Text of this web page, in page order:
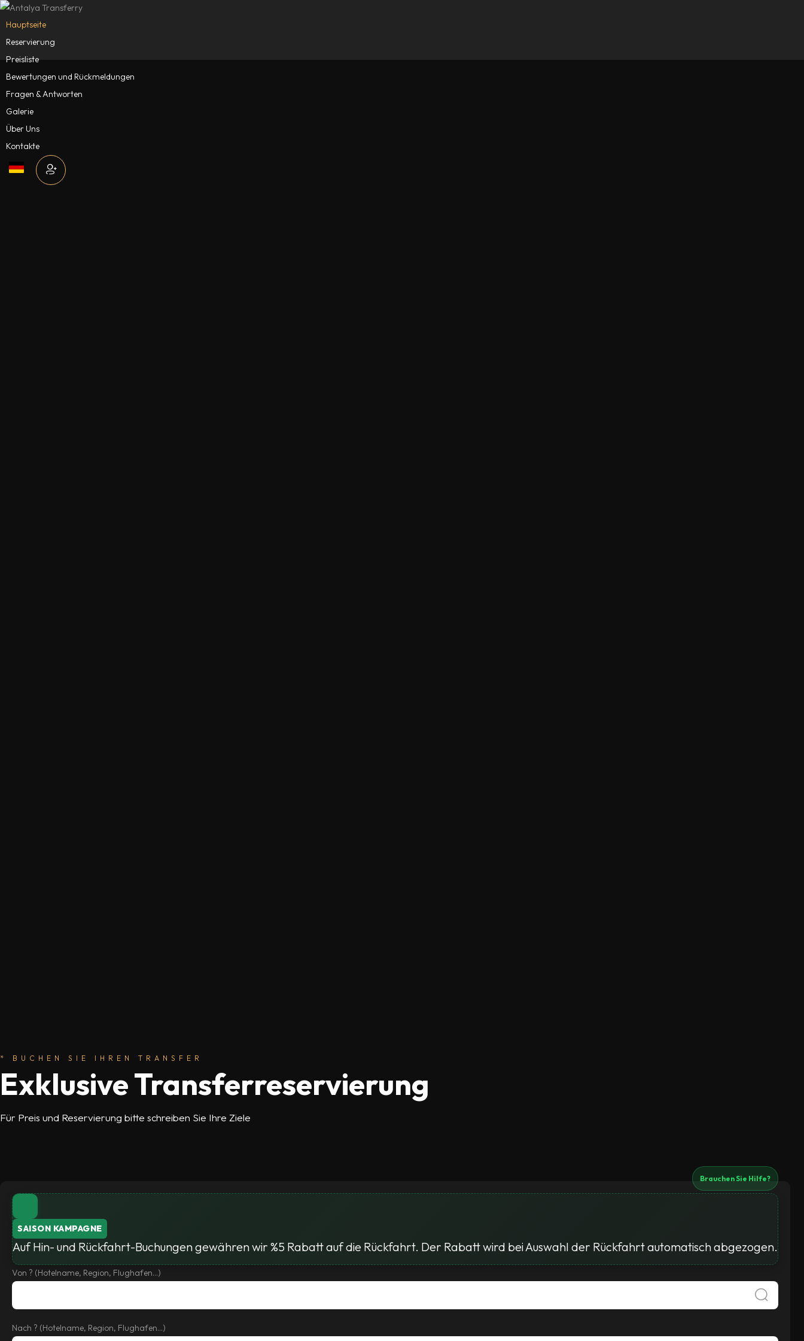
Hauptseite
Reservierung
Preisliste
Bewertungen und Rückmeldungen
Fragen & Antworten
Galerie
Über Uns
Kontakte
* BUCHEN SIE IHREN TRANSFER
Exklusive Transferreservierung
Für Preis und Reservierung bitte schreiben Sie Ihre Ziele
Brauchen Sie Hilfe?
SAISON KAMPAGNE
Auf Hin- und Rückfahrt-Buchungen gewähren wir %5 Rabatt auf die Rückfahrt. Der Rabatt wird bei Auswahl der Rückfahrt automatisch abgezogen.
Von ? (Hotelname, Region, Flughafen...)
Nach ? (Hotelname, Region, Flughafen...)